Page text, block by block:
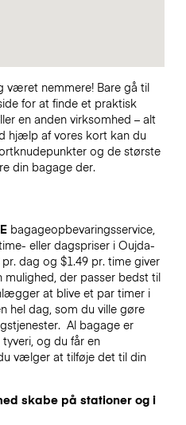
været nemmere! Bare gå til
for at finde et praktisk
en anden virksomhed – alt
hjælp af vores kort kan du
og de største
din bagage der.
bagageopbevaringsservice,
eller dagspriser i Oujda-
dag og $1.49 pr. time giver
der passer bedst til
at blive et par timer i
hel dag, som du ville gøre
Al bagage er
og du får en
vælger at tilføje det til din
skabe på stationer og i